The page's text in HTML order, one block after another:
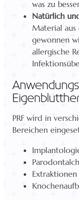
was zu
Natürlich
Material aus
gewonnen
allergische
PRF wird in
Bereichen
Extraktionen